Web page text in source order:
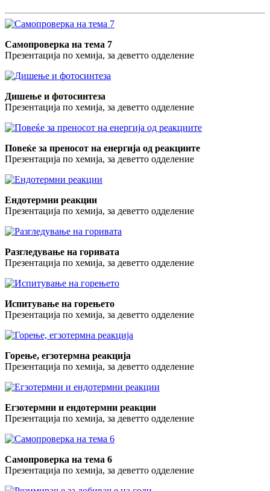
Самопроверка на тема 7
Презентација по хемија, за деветто одделение
Дишење и фотосинтеза
Презентација по хемија, за деветто одделение
Повеќе за преносот на енергија од реакциите
Презентација по хемија, за деветто одделение
Ендотермни реакции
Презентација по хемија, за деветто одделение
Разгледување на горивата
Презентација по хемија, за деветто одделение
Испитување на горењето
Презентација по хемија, за деветто одделение
Горење, егзотермна реакција
Презентација по хемија, за деветто одделение
Егзотермни и ендотермни реакции
Презентација по хемија, за деветто одделение
Самопроверка на тема 6
Презентација по хемија, за деветто одделение